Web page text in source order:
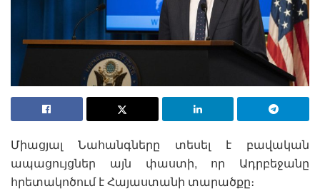
Միացյալ Նահանգները տեսել է բավական
ապացույցներ այն փաստի, որ Ադրբեջանը
հրետակոծում է Հայաստանի տարածքը։